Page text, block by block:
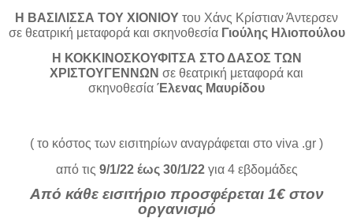
Η ΒΑΣΙΛΙΣΣΑ ΤΟΥ ΧΙΟΝΙΟΥ του Χάνς Κρίστιαν Άντερσεν
σε θεατρική μεταφορά και σκηνοθεσίαΓιούλης Ηλιοπούλου
Η ΚΟΚΚΙΝΟΣΚΟΥΦΙΤΣΑ ΣΤΟ ΔΑΣΟΣ ΤΩΝ
ΧΡΙΣΤΟΥΓΕΝΝΩΝ σε θεατρική μεταφορά και
σκηνοθεσία Έλενας Μαυρίδου
( το κόστος των εισιτηρίων αναγράφεται στο viva .gr )
από τις 9/1/22 έως 30/1/22για 4 εβδομάδες
Από κάθε εισιτήριο προσφέρεται 1€ στον
οργανισμό